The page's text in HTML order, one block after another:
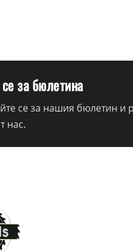
за бюлетина
се за нашия бюлетин и
нас.